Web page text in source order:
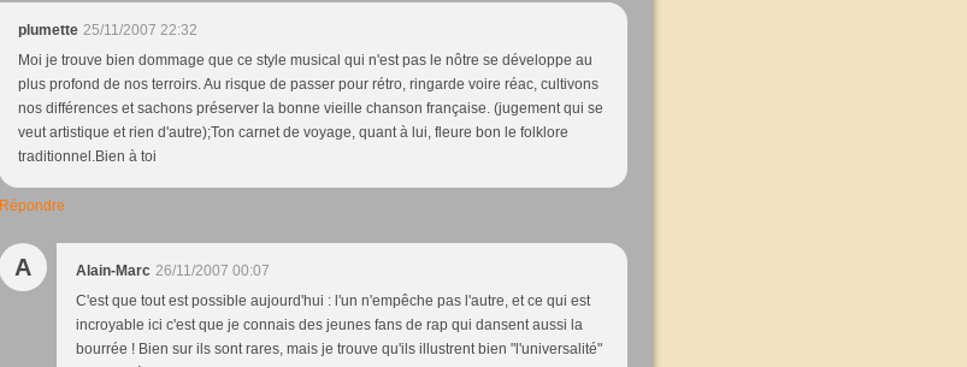
plumette 25/11/2007 22:32
Moi je trouve bien dommage que ce style musical qui n'est pas le nôtre se développe au
plus profond de nos terroirs. Au risque de passer pour rétro, ringarde voire réac, cultivons
nos différences et sachons préserver la bonne vieille chanson française. (jugement qui se
veut artistique et rien d'autre);Ton carnet de voyage, quant à lui, fleure bon le folklore
traditionnel.Bien à toi
Répondre
A Alain-Marc 26/11/2007 00:07
C'est que tout est possible aujourd'hui : l'un n'empêche pas l'autre, et ce qui est
incroyable ici c'est que je connais des jeunes fans de rap qui dansent aussi la
bourrée ! Bien sur ils sont rares, mais je trouve qu'ils illustrent bien "l'universalité"